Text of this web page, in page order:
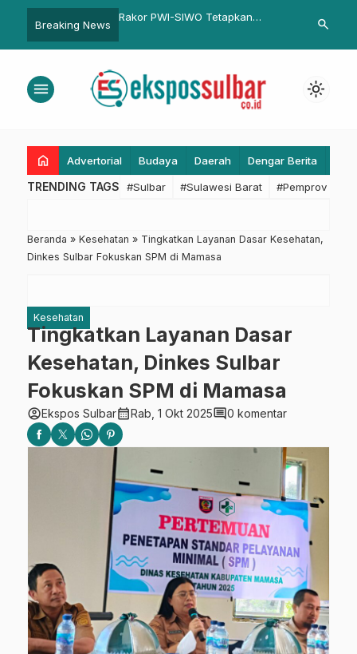
Breaking News
Peserta Porwanas
Hadiri Halalbihalal Idul Fitri 1443 H
Ridwan Kamil Apresiasi Inovasi
DKP
Beralih ke
search
menu light_mode
home Advertorial Budaya Daerah Dengar Berita
TRENDING TAGS #Sulbar #Sulawesi Barat #Pemprov
Beranda » Kesehatan » Tingkatkan Layanan Dasar Kesehatan,
Dinkes Sulbar Fokuskan SPM di Mamasa
Kesehatan
Tingkatkan Layanan Dasar
Kesehatan, Dinkes Sulbar
Fokuskan SPM di Mamasa
account_circleEkspos Sulbarcalendar_monthRab, 1 Okt 2025comment0 komentar